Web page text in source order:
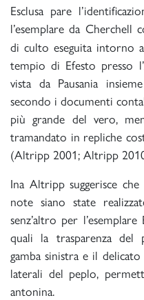
Esclusa pare
l’esemplare da Cherchell
di culto eseguita intorno
tempio di Efesto presso
vista da Pausania
secondo i documenti
più grande del vero,
tramandato in repliche
(Altripp 2001; Altripp
Ina Altripp suggerisce
note siano state
senz’altro per
quali la trasparenza del
gamba sinistra e il
laterali del peplo,
antonina.